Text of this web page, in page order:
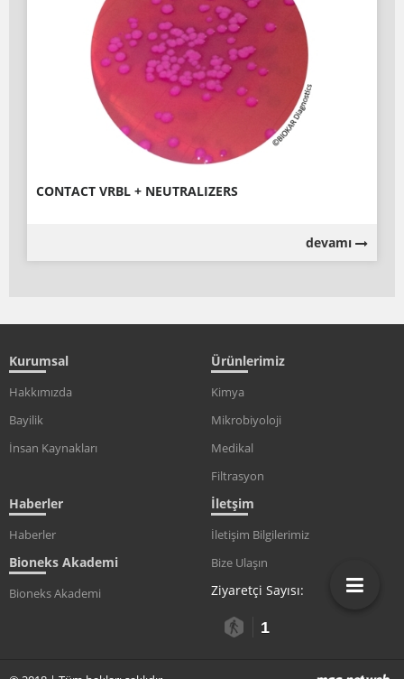
CONTACT VRBL + NEUTRALIZERS
devamı
Kurumsal
Hakkımızda
Bayilik
İnsan Kaynakları
Ürünlerimiz
Kimya
Mikrobiyoloji
Medikal
Filtrasyon
Haberler
Haberler
Bioneks Akademi
Bioneks Akademi
İletşim
İletişim Bilgilerimiz
Bize Ulaşın
Ziyaretçi Sayısı:
1